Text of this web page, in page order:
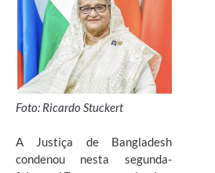
Foto: Ricardo Stuckert
A Justiça de Bangladesh
condenou nesta segunda-